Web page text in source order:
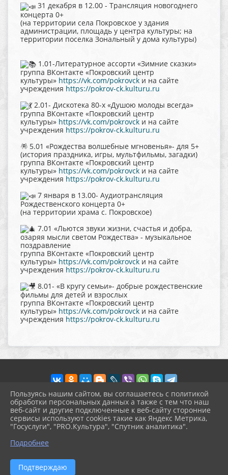
31 декабря в 12.00 - Трансляция новогоднего
концерта 0+
(на территории села Покровское у здания
администрации, площадь у центра культуры; на
территории поселка Зональный у дома культуры)
1.01-Литературное ассорти «Зимние сказки»
группа ВКонтакте «Покровский центр
культуры» https://vk.com/pokrovck и на сайте
учреждения https://pokrov-ck.kulturu.ru
2.01- Дискотека 80-х «Душою молоды всегда»
группа ВКонтакте «Покровский центр
культуры» https://vk.com/pokrovck и на сайте
учреждения https://pokrov-ck.kulturu.ru
🪅 5.01 «Рождества волшебные мгновенья»- для 5+
(история праздника, игры, мультфильмы, загадки)
группа ВКонтакте «Покровский центр
культуры» https://vk.com/pokrovck и на сайте
учреждения https://pokrov-ck.kulturu.ru
7 января в 13.00- Аудиотрансляция
Рождественского концерта 0+
(на территории храма с. Покровское)
7.01 «Льются звуки жизни, счастья и добра,
озаряя мысли светом Рождества» - музыкальное
поздравление
группа ВКонтакте «Покровский центр
культуры» https://vk.com/pokrovck и на сайте
учреждения https://pokrov-ck.kulturu.ru
8.01- «В кругу семьи»- добрые рождественские
фильмы для детей и взрослых
группа ВКонтакте «Покровский центр
культуры» https://vk.com/pokrovck и на сайте
учреждения https://pokrov-ck.kulturu.ru
2026 г. pokrov-ck.ru
Вход
Карта сайта
Политика обработки персональных данных
Сделано на KubCMS
Разработка и поддержка
Пользуясь нашим сайтом, вы соглашаетесь с политикой
обработки персональных данных а также с тем что наш
веб-сайт и другие подключенные к веб-сайту сторонние
сервисы используют cookies такие как Яндекс Метрика,
"Госуслуги", "PRO.Культура", "Спутник аналитика".
Подробнее
Подтверждаю